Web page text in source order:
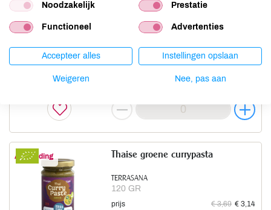
Aanbieding
prijs € 3,49 € 2,97
€ 2,90
Aanbieding
TERRASANA
120 GR
Thaise groene currypasta
prijs € 3,69 € 3,14
Noodzakelijk Prestatie
Functioneel Advertenties
Accepteer alles Instellingen opslaan
Weigeren Nee, pas aan